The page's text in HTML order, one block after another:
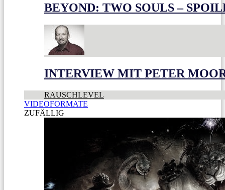
BEYOND: TWO SOULS –
INTERVIEW MIT PETER
RAUSCHLEVEL
VIDEOFORMATE
ZUFÄLLIG